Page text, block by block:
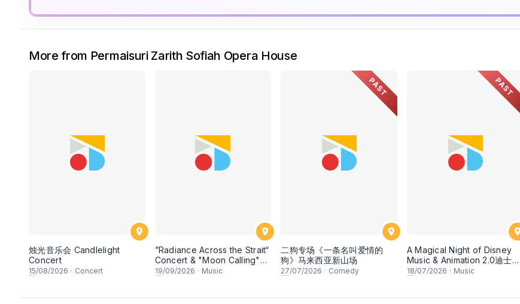
More from Permaisuri Zarith Sofiah Opera House
烛光音乐会 Candlelight
Concert
15/08/2026 · Concert
”Radiance Across the Strait“
Concert & "Moon Calling"
Art Exhibition《明月星晖》音
19/09/2026 · Music
PAST
二狗专场《一条名叫爱情的
狗》马来西亚新山场
27/07/2026 · Comedy
PAST
A Magical Night of Disney
Music & Animation 2.0迪士尼
经典动画音乐2.0
18/07/2026 · Music